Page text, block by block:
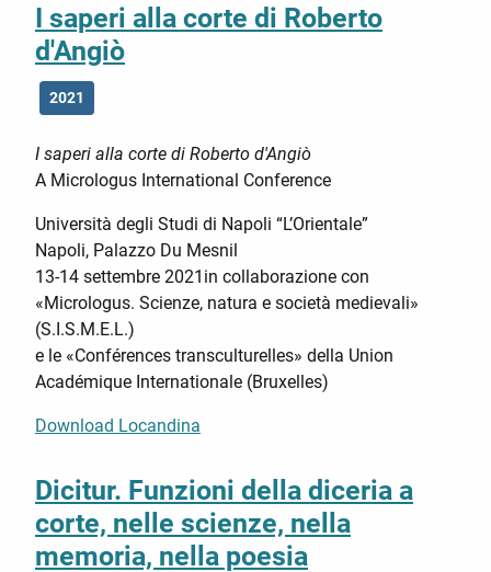
I saperi alla corte di Roberto
d'Angiò
2021
I saperi alla corte di Roberto d'Angiò
A Micrologus International Conference
Università degli Studi di Napoli “L’Orientale”
Napoli, Palazzo Du Mesnil
13-14 settembre 2021in collaborazione con
«Micrologus. Scienze, natura e società medievali»
(S.I.S.M.E.L.)
e le «Conférences transculturelles» della Union
Académique Internationale (Bruxelles)
Download Locandina
Dicitur. Funzioni della diceria a
corte, nelle scienze, nella
memoria, nella poesia